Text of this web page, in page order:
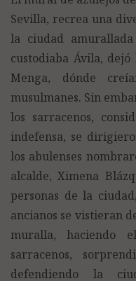
Sevilla, recrea una
la ciudad
custodiaba Ávila,
Menga, dónde
musulmanes. Sin
los sarracenos,
indefensa, se
los abulenses
alcalde, Ximena
personas de la
ancianos se vistieran
muralla, haciendo
sarracenos,
defendiendo la